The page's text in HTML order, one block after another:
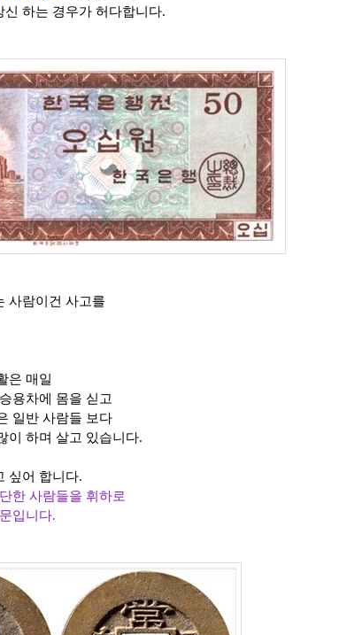
하는 경우가 허다합니다.
사람이건 사고를
은 매일
용차에 몸을 싣고
일반 사람들 보다
이 하며 살고 있습니다.
싶어 합니다.
한 사람들을 휘하로
입니다.